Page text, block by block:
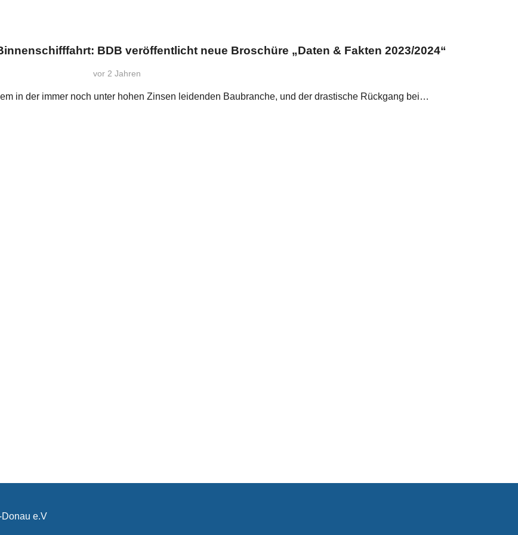
BDB veröffentlicht neue Broschüre „Daten & Fakten 2023/2024“
vor 2 Jahren
in der immer noch unter hohen Zinsen leidenden Baubranche, und der drastische Rückgang bei…
e.V